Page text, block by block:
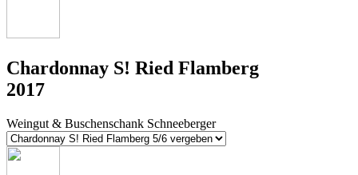
Chardonnay S! Ried Flamberg
2017
Weingut & Buschenschank Schneeberger